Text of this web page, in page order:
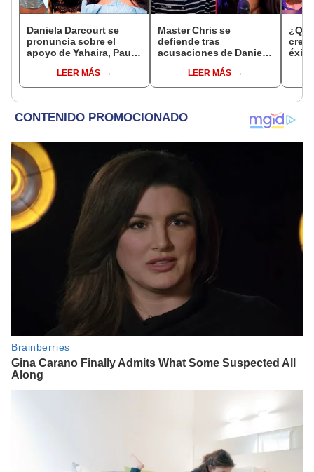
Daniela Darcourt se
pronuncia sobre el
apoyo de Yahaira, Paula
Chris: “No necesito que
me defiendan”
LEER MÁS
Master Chris se
defiende tras
acusaciones de Daniela
“Si tenías la
información, ¿por qué
LEER MÁS